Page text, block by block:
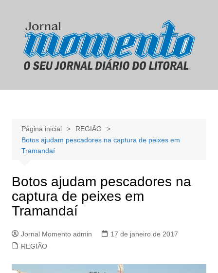
conteúdo
Página inicial
REGIÃO
Botos ajudam pescadores na captura de peixes em
Tramandaí
Botos ajudam pescadores na
captura de peixes em
Tramandaí
Jornal Momento admin
17 de janeiro de 2017
REGIÃO